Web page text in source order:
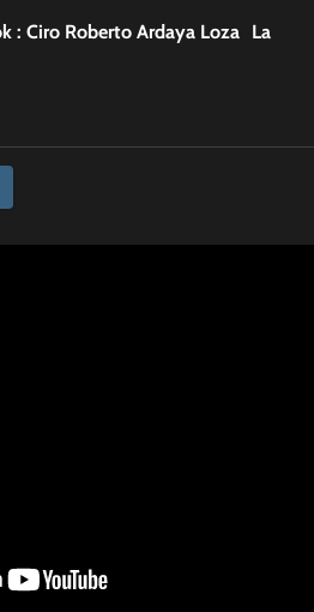
: Ciro Roberto Ardaya Loza La